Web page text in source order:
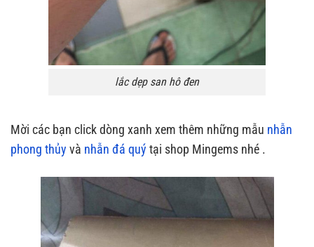
lắc dẹp san hô đen
Mời các bạn click dòng xanh xem thêm những mẫu nhẫn
phong thủy và nhẫn đá quý tại shop Mingems nhé .